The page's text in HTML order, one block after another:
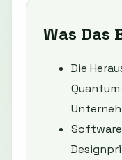
Was Das
Die